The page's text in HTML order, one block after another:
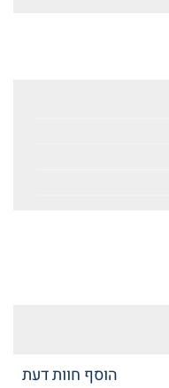
הוסף חוות דעת